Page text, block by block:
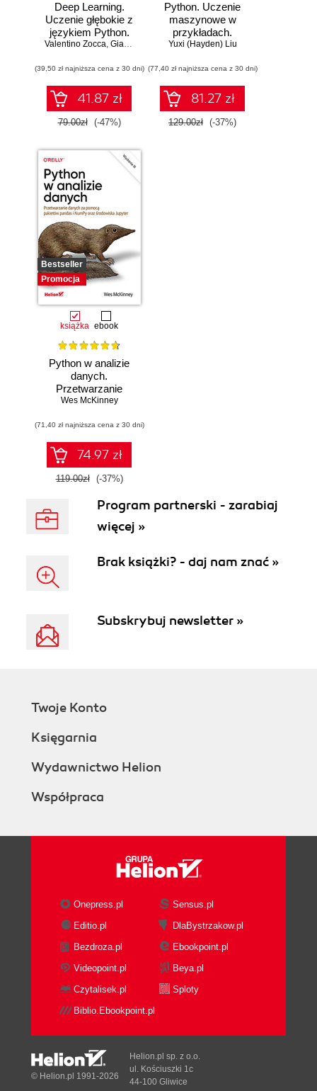
Deep Learning.
Uczenie głębokie z
językiem Python.
Sztuczna
neuronowe
Valentino Zocca, Gianmario Spacagna ,Daniel Slater
(39,50 zł najniższa cena z 30 dni)
41.87 zł
79.00zł (-47%)
Python. Uczenie
maszynowe w
przykładach.
Najlepsze praktyki
zastosowaniach.
Wydanie IV
Yuxi (Hayden) Liu
(77,40 zł najniższa cena z 30 dni)
81.27 zł
129.00zł (-37%)
Bestseller
Promocja
książka ebook
Python w analizie
danych.
Przetwarzanie
danych za pomocą
NumPy oraz
środowiska
Jupyter. Wydanie
III
Wes McKinney
(71,40 zł najniższa cena z 30 dni)
74.97 zł
119.00zł (-37%)
Program partnerski - zarabiaj
więcej »
Brak książki? - daj nam znać »
Subskrybuj newsletter »
Twoje Konto
Księgarnia
Wydawnictwo Helion
Współpraca
Onepress.pl
Sensus.pl
Editio.pl
DlaBystrzakow.pl
Bezdroza.pl
Ebookpoint.pl
Videopoint.pl
Beya.pl
Czytalisek.pl
Sploty
Biblio.Ebookpoint.pl
© Helion.pl 1991-2026
Helion.pl sp. z o.o.
ul. Kościuszki 1c
44-100 Gliwice